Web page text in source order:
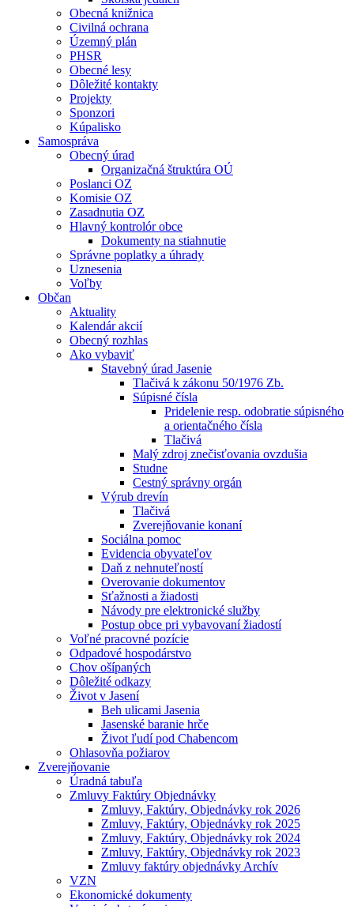
Obecná knižnica
Civilná ochrana
Územný plán
PHSR
Obecné lesy
Dôležité kontakty
Projekty
Sponzori
Kúpalisko
Samospráva
Obecný úrad
Organizačná štruktúra OÚ
Poslanci OZ
Komisie OZ
Zasadnutia OZ
Hlavný kontrolór obce
Dokumenty na stiahnutie
Správne poplatky a úhrady
Uznesenia
Voľby
Občan
Aktuality
Kalendár akcií
Obecný rozhlas
Ako vybaviť
Stavebný úrad Jasenie
Tlačivá k zákonu 50/1976 Zb.
Súpisné čísla
Pridelenie resp. odobratie súpisného
a orientačného čísla
Tlačivá
Malý zdroj znečisťovania ovzdušia
Studne
Cestný správny orgán
Výrub drevín
Tlačivá
Zverejňovanie konaní
Sociálna pomoc
Evidencia obyvateľov
Daň z nehnuteľností
Overovanie dokumentov
Sťažnosti a žiadosti
Návody pre elektronické služby
Postup obce pri vybavovaní žiadostí
Voľné pracovné pozície
Odpadové hospodárstvo
Chov ošípaných
Dôležité odkazy
Život v Jasení
Beh ulicami Jasenia
Jasenské baranie hrče
Život ľudí pod Chabencom
Ohlasovňa požiarov
Zverejňovanie
Úradná tabuľa
Zmluvy Faktúry Objednávky
Zmluvy, Faktúry, Objednávky rok 2026
Zmluvy, Faktúry, Objednávky rok 2025
Zmluvy, Faktúry, Objednávky rok 2024
Zmluvy, Faktúry, Objednávky rok 2023
Zmluvy faktúry objednávky Archív
VZN
Ekonomické dokumenty